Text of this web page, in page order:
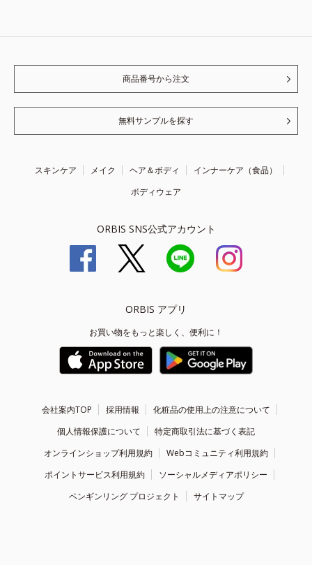
商品番号から注文
無料サンプルを探す
スキンケア メイク ヘア＆ボディ
インナーケア（食品）
ボディウェア
ORBIS SNS公式アカウント
ORBIS アプリ
お買い物をもっと楽しく、便利に！
会社案内TOP 採用情報
化粧品の使用上の注意について
個人情報保護について
特定商取引法に基づく表記
オンラインショップ利用規約
Webコミュニティ利用規約
ポイントサービス利用規約
ソーシャルメディアポリシー
ペンギンリング プロジェクト
サイトマップ